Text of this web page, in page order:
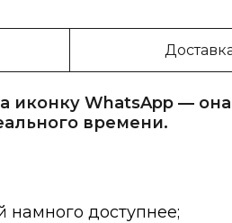
иконку WhatsApp — она
времени.
намного доступнее;